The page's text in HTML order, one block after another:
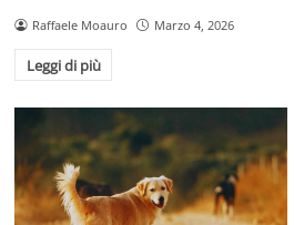
Raffaele Moauro Marzo 4, 2026
Leggi di più